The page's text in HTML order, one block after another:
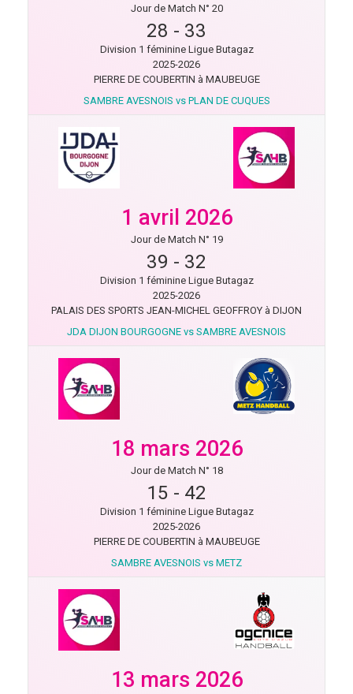
Jour de Match N° 20
28 - 33
Division 1 féminine Ligue Butagaz
2025-2026
PIERRE DE COUBERTIN à MAUBEUGE
SAMBRE AVESNOIS vs PLAN DE CUQUES
1 avril 2026
Jour de Match N° 19
39 - 32
Division 1 féminine Ligue Butagaz
2025-2026
PALAIS DES SPORTS JEAN-MICHEL GEOFFROY à DIJON
JDA DIJON BOURGOGNE vs SAMBRE AVESNOIS
18 mars 2026
Jour de Match N° 18
15 - 42
Division 1 féminine Ligue Butagaz
2025-2026
PIERRE DE COUBERTIN à MAUBEUGE
SAMBRE AVESNOIS vs METZ
13 mars 2026